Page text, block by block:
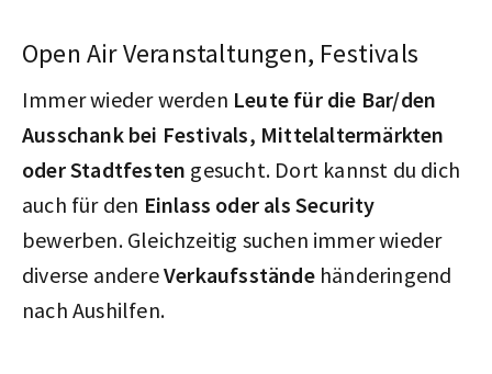
Open Air Veranstaltungen, Festivals
Immer wieder werden Leute für die Bar/den
Ausschank bei Festivals, Mittelaltermärkten
oder Stadtfesten gesucht. Dort kannst du dich
auch für den Einlass oder als Security
bewerben. Gleichzeitig suchen immer wieder
diverse andereVerkaufsständehänderingend
nach Aushilfen.